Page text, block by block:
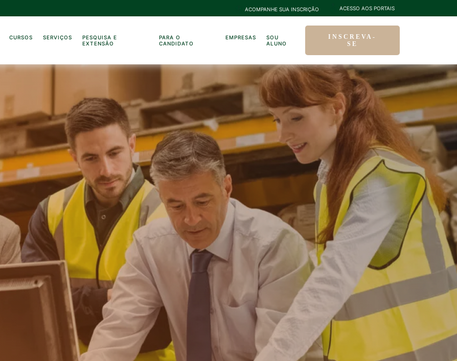
ACOMPANHE SUA INSCRIÇÃO ACESSO AOS PORTAIS
CURSOS SERVIÇOS
PESQUISA E
EXTENSÃO
PARA O
CANDIDATO
EMPRESAS
SOU
ALUNO
INSCREVA-
SE